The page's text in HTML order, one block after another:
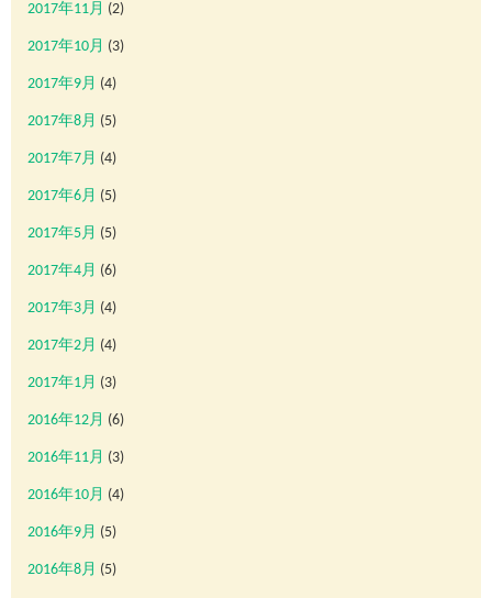
2017年11月 (2)
2017年10月 (3)
2017年9月 (4)
2017年8月 (5)
2017年7月 (4)
2017年6月 (5)
2017年5月 (5)
2017年4月 (6)
2017年3月 (4)
2017年2月 (4)
2017年1月 (3)
2016年12月 (6)
2016年11月 (3)
2016年10月 (4)
2016年9月 (5)
2016年8月 (5)